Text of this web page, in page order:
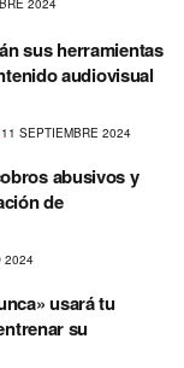
sus herramientas
audiovisual
11 SEPTIEMBRE 2024
abusivos y
de
2024
usará tu
su